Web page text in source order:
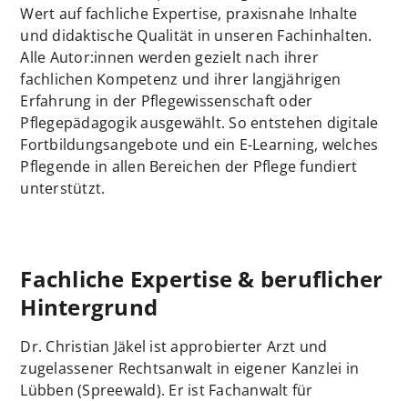
Wert auf fachliche Expertise, praxisnahe Inhalte
und didaktische Qualität in unseren Fachinhalten.
Alle Autor:innen werden gezielt nach ihrer
fachlichen Kompetenz und ihrer langjährigen
Erfahrung in der Pflegewissenschaft oder
Pflegepädagogik ausgewählt. So entstehen digitale
Fortbildungsangebote und ein E-Learning, welches
Pflegende in allen Bereichen der Pflege fundiert
unterstützt.
Fachliche Expertise & beruflicher
Hintergrund
Dr. Christian Jäkel ist approbierter Arzt und
zugelassener Rechtsanwalt in eigener Kanzlei in
Lübben (Spreewald). Er ist Fachanwalt für